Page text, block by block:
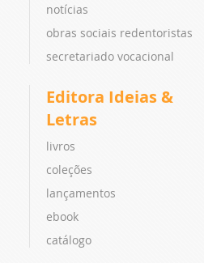
notícias
obras sociais redentoristas
secretariado vocacional
Editora Ideias &
Letras
livros
coleções
lançamentos
ebook
catálogo